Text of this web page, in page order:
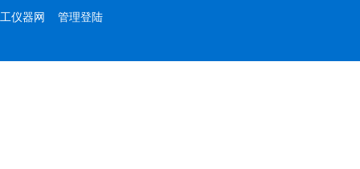
工仪器网
管理登陆